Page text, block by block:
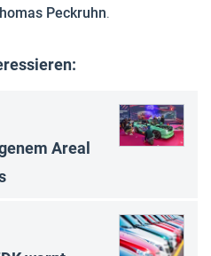
Peckruhn.
Areal